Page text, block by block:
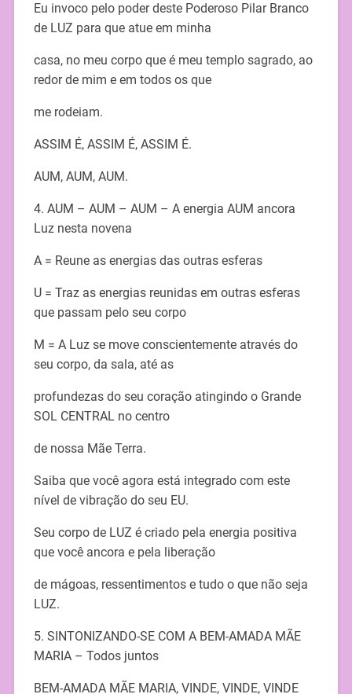
Eu invoco pelo poder deste Poderoso Pilar Branco
de LUZ para que atue em minha
casa, no meu corpo que é meu templo sagrado, ao
redor de mim e em todos os que
me rodeiam.
ASSIM É, ASSIM É, ASSIM É.
AUM, AUM, AUM.
4. AUM – AUM – AUM – A energia AUM ancora
Luz nesta novena
A = Reune as energias das outras esferas
U = Traz as energias reunidas em outras esferas
que passam pelo seu corpo
M = A Luz se move conscientemente através do
seu corpo, da sala, até as
profundezas do seu coração atingindo o Grande
SOL CENTRAL no centro
de nossa Mãe Terra.
Saiba que você agora está integrado com este
nível de vibração do seu EU.
Seu corpo de LUZ é criado pela energia positiva
que você ancora e pela liberação
de mágoas, ressentimentos e tudo o que não seja
LUZ.
5. SINTONIZANDO-SE COM A BEM-AMADA MÃE
MARIA – Todos juntos
BEM-AMADA MÃE MARIA, VINDE, VINDE, VINDE